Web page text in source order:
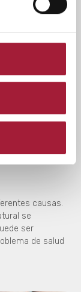
causas.
se
ser
de salud